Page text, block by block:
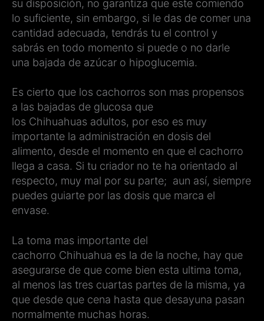
su disposición, no garantiza que este comiendo
lo suficiente, sin embargo, si le das de comer una
cantidad adecuada, tendrás tu el control y
sabrás en todo momento si puede o no darle
una bajada de azúcar o hipoglucemia.
Es cierto que los cachorros son mas propensos
a las bajadas de glucosa que
los Chihuahuas adultos, por eso es muy
importante la administración en dosis del
alimento, desde el momento en que el cachorro
llega a casa. Si tu criador no te ha orientado al
respecto, muy mal por su parte; aun así, siempre
puedes guiarte por las dosis que marca el
envase.
La toma mas importante del
cachorro Chihuahua es la de la noche, hay que
asegurarse de que come bien esta ultima toma,
al menos las tres cuartas partes de la misma, ya
que desde que cena hasta que desayuna pasan
normalmente muchas horas.